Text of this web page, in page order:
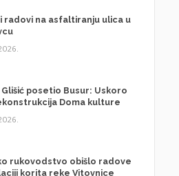
radovi na asfaltiranju ulica u
posetio Busur: Uskoro
Doma kulture
rukovodstvo obišlo radove
korita reke Vitovnice